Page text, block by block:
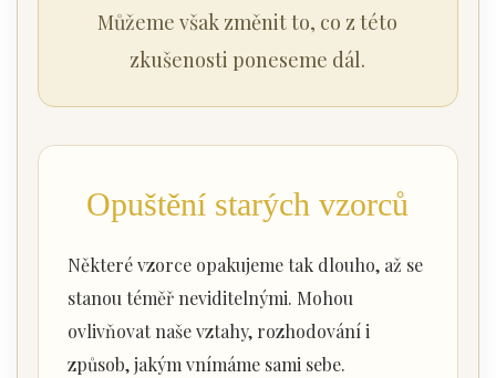
Můžeme však změnit to, co z této
zkušenosti poneseme dál.
Opuštění starých vzorců
Některé vzorce opakujeme tak dlouho, až se
stanou téměř neviditelnými. Mohou
ovlivňovat naše vztahy, rozhodování i
způsob, jakým vnímáme sami sebe.